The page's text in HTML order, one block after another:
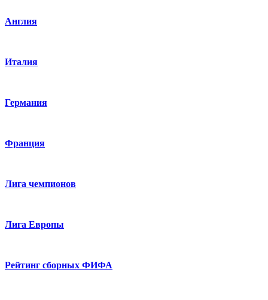
Англия
Италия
Германия
Франция
Лига чемпионов
Лига Европы
Рейтинг сборных ФИФА